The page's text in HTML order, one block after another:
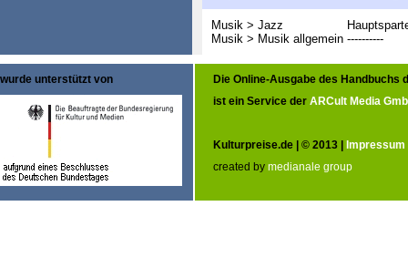
Musik > Jazz
Musik > Musik allgemein ----------
wurde unterstützt von
Die Online-Ausgabe des Handbuchs
ist ein Service der ARCult Media
Kulturpreise.de | © 2013 | Impressum
created by medianale group